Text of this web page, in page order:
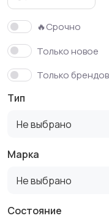
🔥Срочно
Только новое
Только
Тип
Не выбрано
Марка
Не выбрано
Состояние